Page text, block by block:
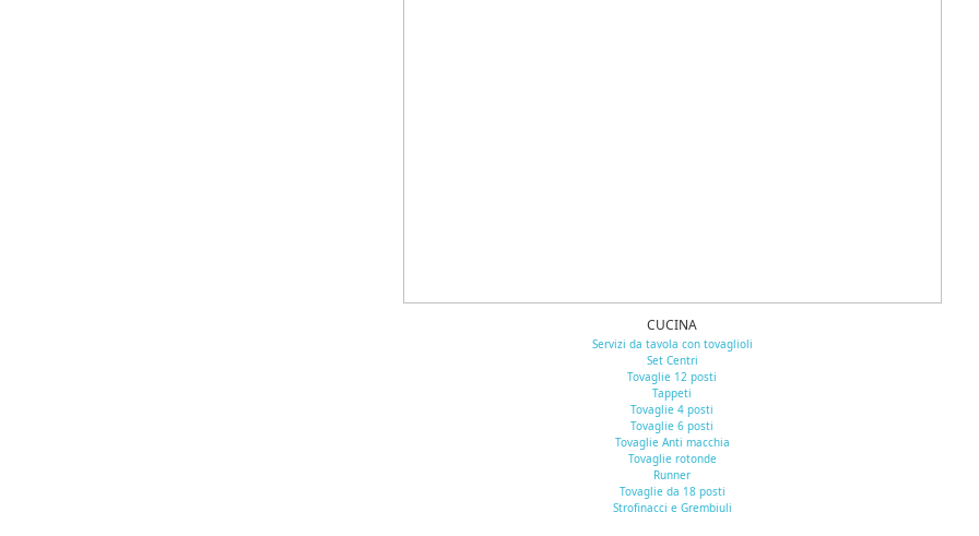
CUCINA
Servizi da tavola con tovaglioli
Set Centri
Tovaglie 12 posti
Tappeti
Tovaglie 4 posti
Tovaglie 6 posti
Tovaglie Anti macchia
Tovaglie rotonde
Runner
Tovaglie da 18 posti
Strofinacci e Grembiuli